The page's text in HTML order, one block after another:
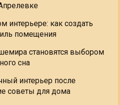
как создать
помещения
становятся выбором
сна
интерьер после
советы для дома